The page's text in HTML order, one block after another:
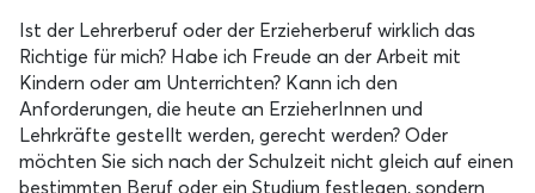
Ist der Lehrerberuf oder der Erzieherberuf wirklich das
Richtige für mich? Habe ich Freude an der Arbeit mit
Kindern oder am Unterrichten? Kann ich den
Anforderungen, die heute an ErzieherInnen und
Lehrkräfte gestellt werden, gerecht werden? Oder
möchten Sie sich nach der Schulzeit nicht gleich auf einen
bestimmten Beruf oder ein Studium festlegen, sondern